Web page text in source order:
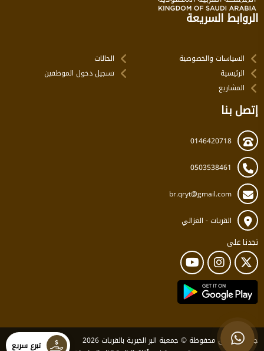
الروابط السريعة
السياسات والخصوصية
الرئيسية
المشاريع
الحالات
تسجيل دخول الموظفين
إتصل بنا
0146420718
0503538461
br.qryt@gmail.com
القريات - الغزالي
تجدنا على
جميع الحقوق محفوظة © جمعية البر الخيرية بالقريات 2026 تبرع سريع